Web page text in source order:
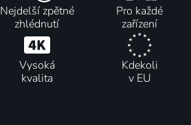
Nejdelší zpětné
zhlédnutí
Pro každé
zařízení
Vysoká
kvalita
Kdekoli
v EU